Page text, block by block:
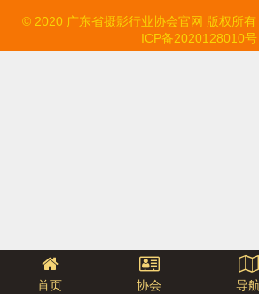
© 2020 广东省摄影行业协会官网 版权所
ICP备2020128010号
首页 协会 导航